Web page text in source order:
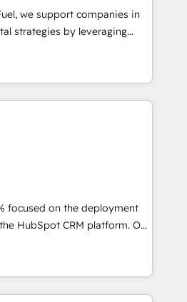
your buyers, accelerating your
yourself as an undisputed
A methodology designed to
and optimize your
our growth-first
brands dominate their
we support companies in
strategies by leveraging
their marketing and
growth. Our offer spans
We specialize in CRM
web design, sales
working with tech companies
2002, we are committed to
and developing their
with HubSpot through
and seamless integration of
your digital ecosystem. Would
provide support tailored
objectives. With 125+
focused on the deployment
HubSpot CRM platform. Our
of solutions experts will
maximum adoption and
Use our
marketing, service and